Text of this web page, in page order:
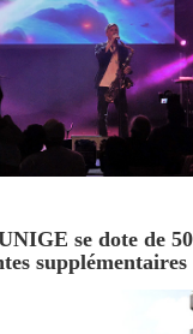
se dote de
supplémentaires